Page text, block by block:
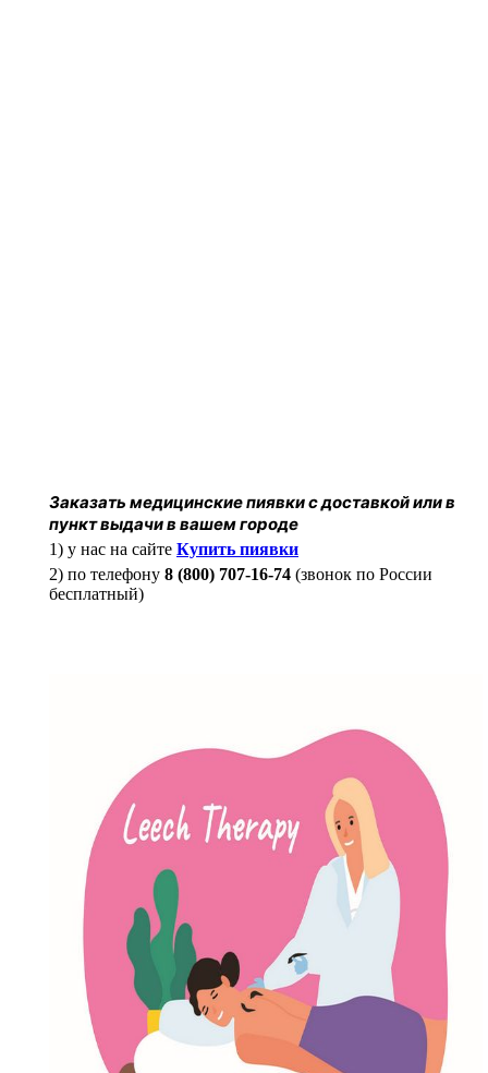
Заказать медицинские пиявки с доставкой или в
пункт выдачи в вашем городе
1) у нас на сайте Купить пиявки
2) по телефону 8 (800) 707-16-74 (звонок по России
бесплатный)